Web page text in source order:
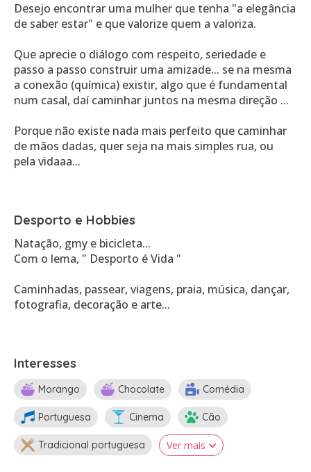
Desejo encontrar uma mulher que tenha "a elegância
de saber estar" e que valorize quem a valoriza.
Que aprecie o diálogo com respeito, seriedade e
passo a passo construir uma amizade... se na mesma
a conexão (química) existir, algo que é fundamental
num casal, daí caminhar juntos na mesma direção ...
Porque não existe nada mais perfeito que caminhar
de mãos dadas, quer seja na mais simples rua, ou
pela vidaaa...
Desporto e Hobbies
Natação, gmy e bicicleta...
Com o lema, " Desporto é Vida "
Caminhadas, passear, viagens, praia, música, dançar,
fotografia, decoração e arte...
Interesses
Morango Chocolate Comédia
Portuguesa Cinema Cão
Tradicional portuguesa Ver mais